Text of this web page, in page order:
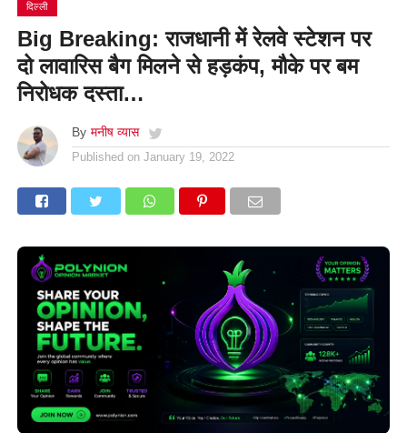
दिल्ली
Big Breaking: राजधानी में रेलवे स्टेशन पर
दो लावारिस बैग मिलने से हड़कंप, मौके पर बम
निरोधक दस्ता…
By मनीष व्यास
Published on January 19, 2022